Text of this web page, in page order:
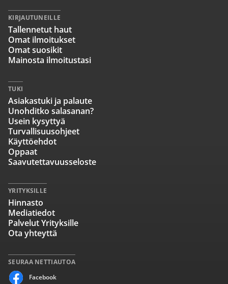
SEURAA NETTIAUTOA
Facebook
KIRJAUTUNEILLE
Tallennetut haut
Omat ilmoitukset
Omat suosikit
Mainosta ilmoitustasi
TUKI
Asiakastuki ja palaute
Unohditko salasanan?
Usein kysyttyä
Turvallisuusohjeet
Käyttöehdot
Oppaat
Saavutettavuusseloste
YRITYKSILLE
Hinnasto
Mediatiedot
Palvelut Yrityksille
Ota yhteyttä